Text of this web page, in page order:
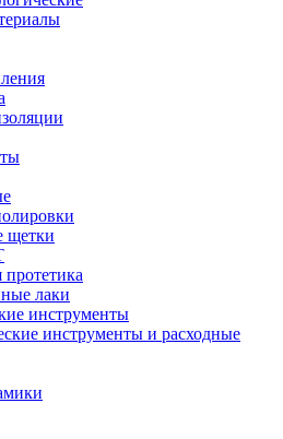
щетки
протетика
лаки
инструменты
инструменты и расходные